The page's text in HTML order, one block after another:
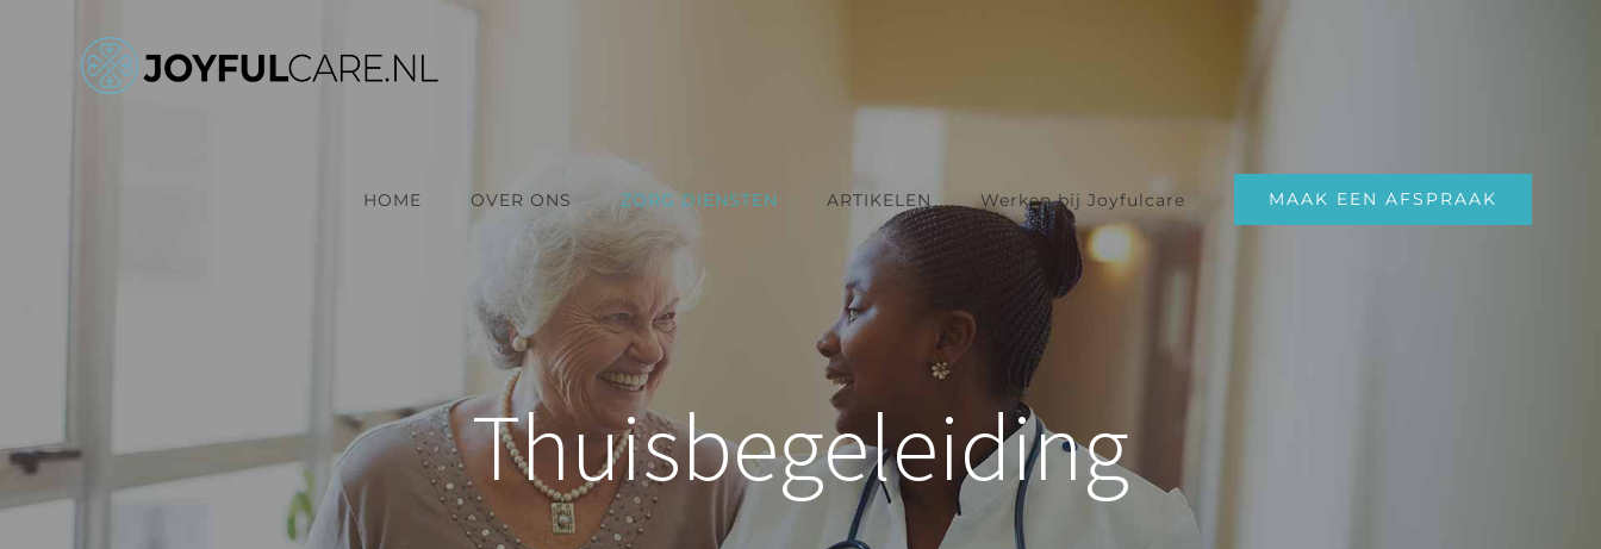
HOME OVER ONS ZORG DIENSTEN ARTIKELEN Werken bij Joyfulcare MAAK EEN AFSPRAAK
Thuisbegeleiding